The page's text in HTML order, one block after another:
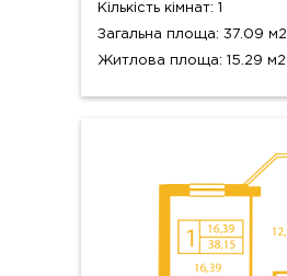
Кількість кімнат: 1
Загальна площа: 37.09 м2
Житлова площа: 15.29 м2